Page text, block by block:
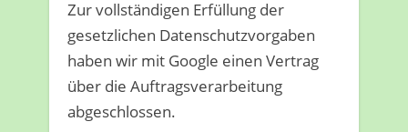
Zur vollständigen Erfüllung der
gesetzlichen Datenschutzvorgaben
haben wir mit Google einen Vertrag
über die Auftragsverarbeitung
abgeschlossen.